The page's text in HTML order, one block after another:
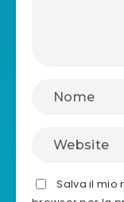
Salva il mio